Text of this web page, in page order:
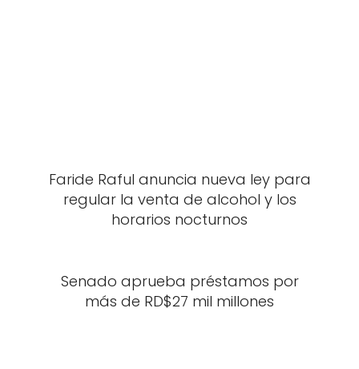
Faride Raful anuncia nueva ley para
regular la venta de alcohol y los
horarios nocturnos
Senado aprueba préstamos por
más de RD$27 mil millones